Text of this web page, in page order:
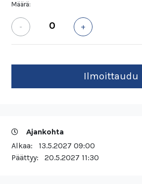
Määrä:
- +
Ajankohta
Alkaa: 13.5.2027 09:00
Päättyy: 20.5.2027 11:30